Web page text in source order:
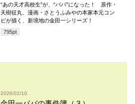
“あの天才高校生”が、“パパ”になった！ 原作・
天樹征丸、漫画・さとうふみやの本家本元コン
ビが描く、新境地の金田一シリーズ！
795pt
2026/02/10